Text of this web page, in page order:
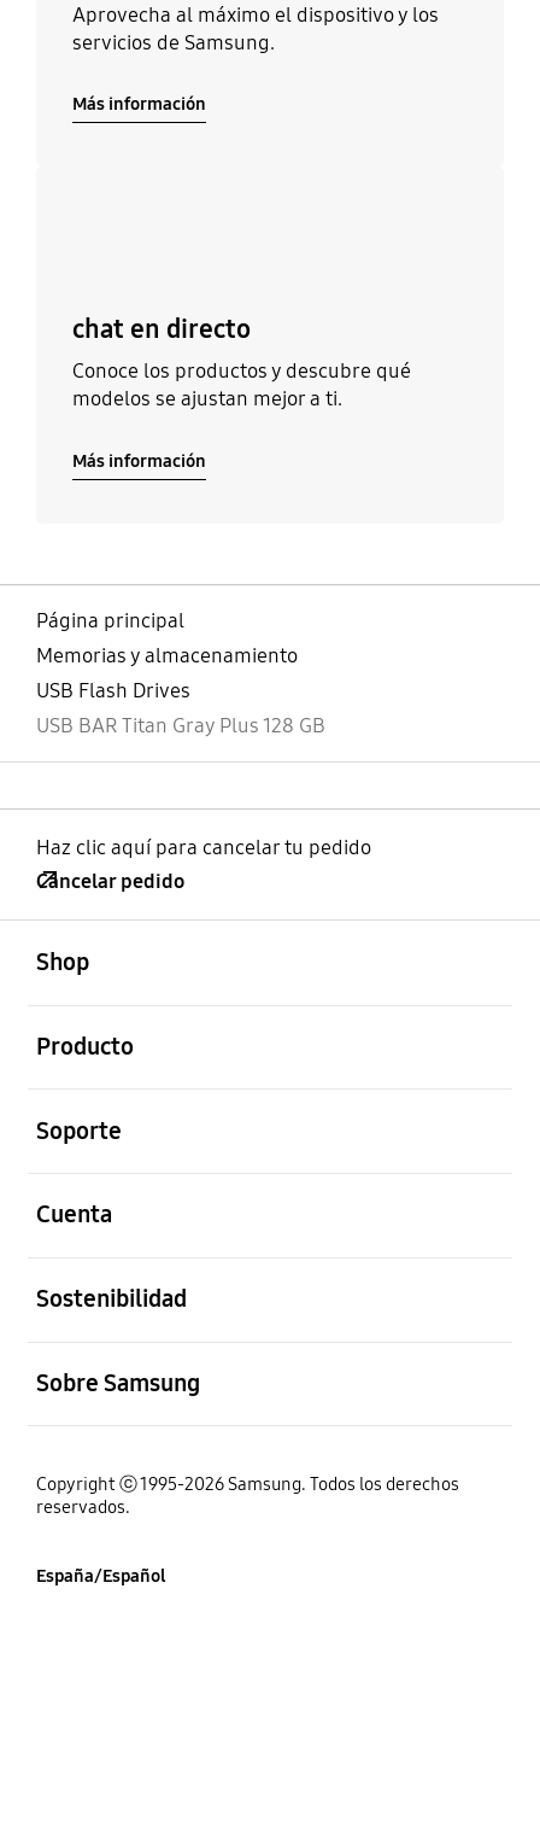
Aprovecha al máximo el dispositivo y los
servicios de Samsung.
Más información
chat en directo
Conoce los productos y descubre qué
modelos se ajustan mejor a ti.
Más información
Página principal
Memorias y almacenamiento
USB Flash Drives
USB BAR Titan Gray Plus 128 GB
Haz clic aquí para cancelar tu pedido
Cancelar pedido
Shop
Producto
Soporte
Cuenta
Sostenibilidad
Sobre Samsung
Copyright ⓒ 1995-2026 Samsung. Todos los derechos
reservados.
España/Español